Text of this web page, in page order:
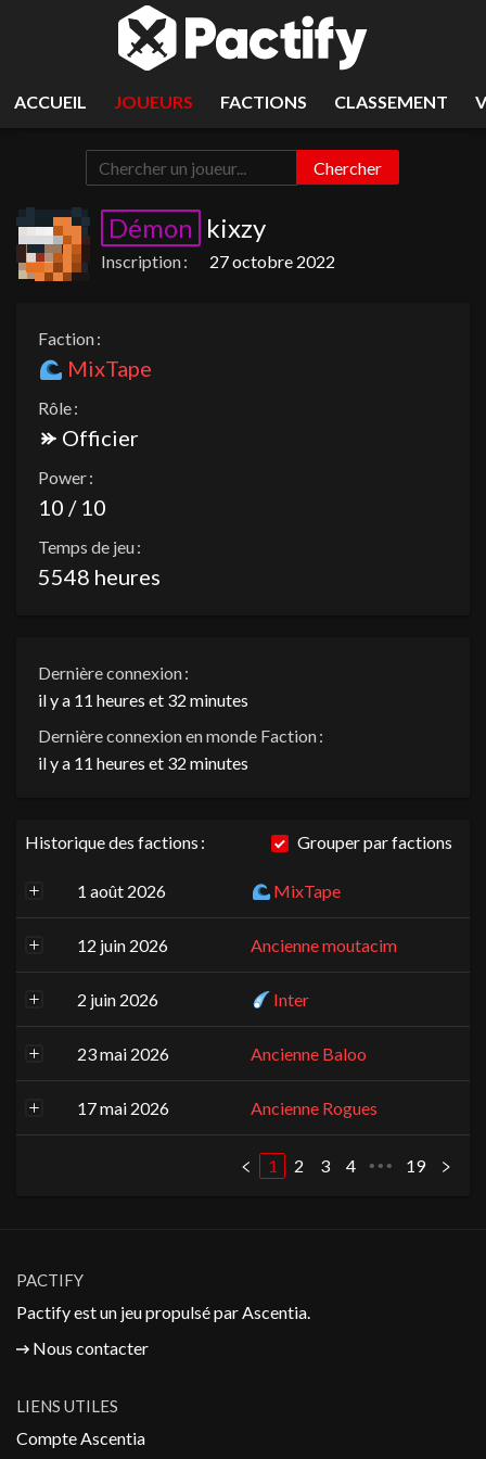
ACCUEIL JOUEURS FACTIONS CLASSEMENT
Chercher
Démon kixzy
Inscription : 27 octobre 2022
Faction :
MixTape
Rôle :
Officier
Power :
10 / 10
Temps de jeu :
5548 heures
Dernière connexion :
il y a 11 heures et 32 minutes
Dernière connexion en monde Faction :
il y a 11 heures et 32 minutes
Historique des factions : Grouper par factions
1 août 2026 MixTape
12 juin 2026 Ancienne moutacim
2 juin 2026 Inter
23 mai 2026 Ancienne Baloo
17 mai 2026 Ancienne Rogues
1 2 3 4 ••• 19
PACTIFY
Pactify est un jeu propulsé parAscentia.
Nous contacter
LIENS UTILES
Compte Ascentia